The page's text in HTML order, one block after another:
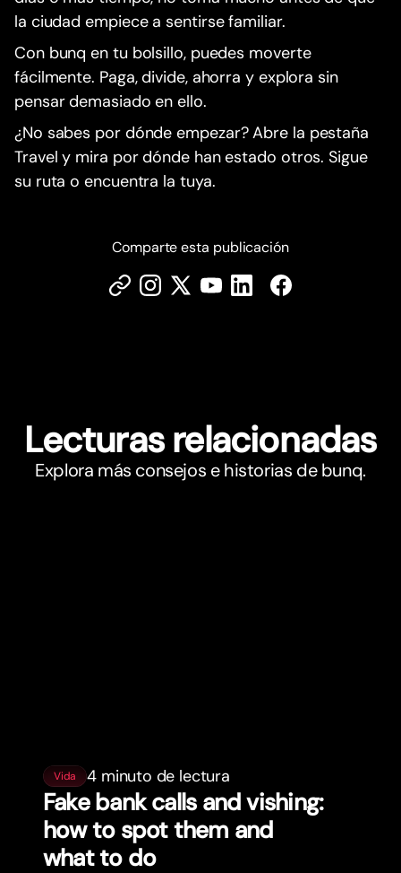
la ciudad empiece a sentirse familiar.
Con bunq en tu bolsillo, puedes moverte
fácilmente. Paga, divide, ahorra y explora sin
pensar demasiado en ello.
¿No sabes por dónde empezar? Abre la pestaña
Travel y mira por dónde han estado otros. Sigue
su ruta o encuentra la tuya.
Comparte esta publicación
Lecturas relacionadas
Explora más consejos e historias de bunq.
Vida 4 minuto de lectura
Fake bank calls and vishing:
how to spot them and
what to do